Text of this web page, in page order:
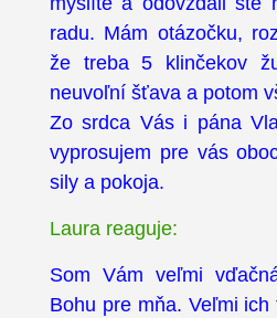
radu. Mám otázočku,
že treba 5 klinčekov
neuvoľní šťava a potom
Zo srdca Vás i pána
vyprosujem pre vás
sily a pokoja.
Laura reaguje:
Som Vám veľmi
Bohu pre mňa. Veľmi